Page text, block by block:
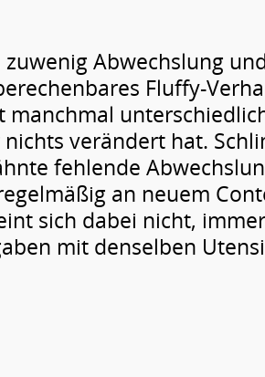
zuwenig Abwechslung
Fluffy-
manchmal
verändert hat.
fehlende
an neuem
sich dabei nicht,
mit denselben